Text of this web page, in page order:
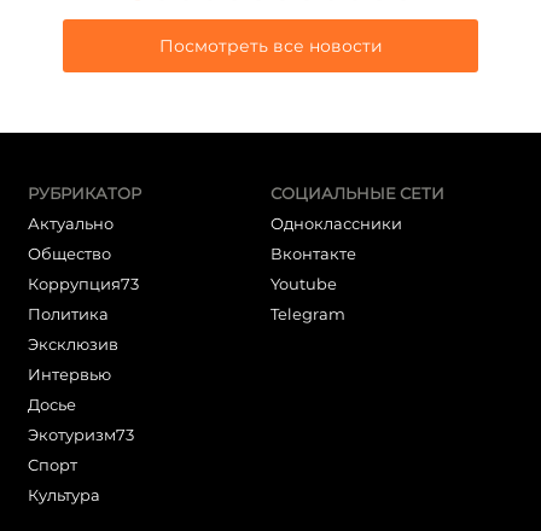
Посмотреть все новости
РУБРИКАТОР
Актуально
Общество
Коррупция73
Политика
Эксклюзив
Интервью
Досье
Экотуризм73
Cпорт
Культура
СОЦИАЛЬНЫЕ СЕТИ
Одноклассники
Вконтакте
Youtube
Telegram